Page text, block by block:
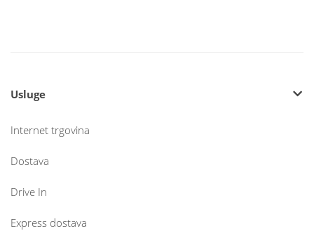
Usluge
Internet trgovina
Dostava
Drive In
Express dostava